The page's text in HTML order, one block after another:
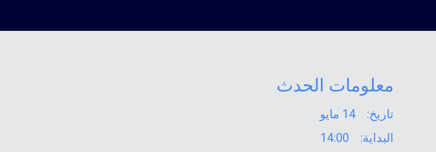
معلومات الحدث
تاريخ: 14 مايو
البداية: 14:00